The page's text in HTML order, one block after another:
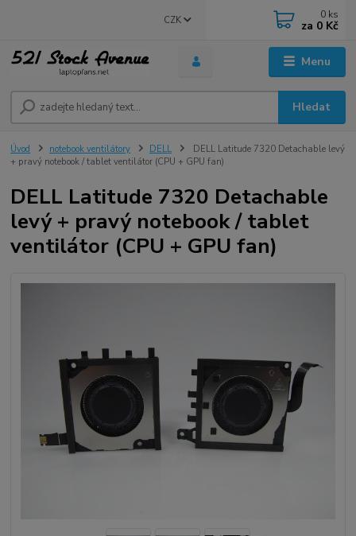
Menu
CZK
Hledat
0 ks
za 0 Kč
Úvod notebook ventilátory DELL
DELL Latitude 7320 Detachable levý
+ pravý notebook / tablet ventilátor (CPU + GPU fan)
DELL Latitude 7320 Detachable
levý + pravý notebook / tablet
ventilátor (CPU + GPU fan)